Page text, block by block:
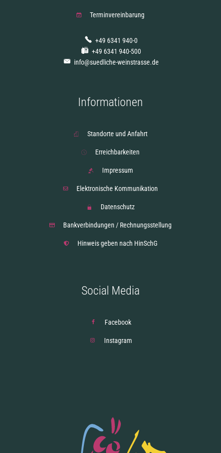
Terminvereinbarung
+49 6341 940-0
+49 6341 940-500
info@suedliche-weinstrasse.de
Informationen
Standorte und Anfahrt
Erreichbarkeiten
Impressum
Elektronische Kommunikation
Datenschutz
Bankverbindungen / Rechnungsstellung
Hinweis geben nach HinSchG
Social Media
Facebook
Instagram